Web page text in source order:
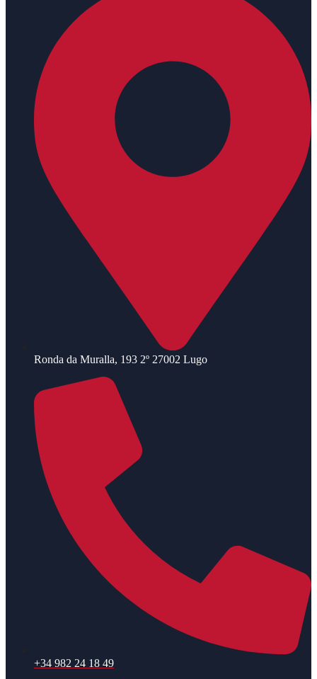
Ronda da Muralla, 193 2º 27002 Lugo
+34 982 24 18 49